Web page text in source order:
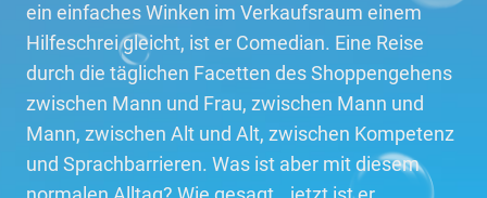
ein einfaches Winken im Verkaufsraum einem
Hilfeschrei gleicht, ist er Comedian. Eine Reise
durch die täglichen Facetten des Shoppengehens
zwischen Mann und Frau, zwischen Mann und
Mann, zwischen Alt und Alt, zwischen Kompetenz
und Sprachbarrieren. Was ist aber mit diesem